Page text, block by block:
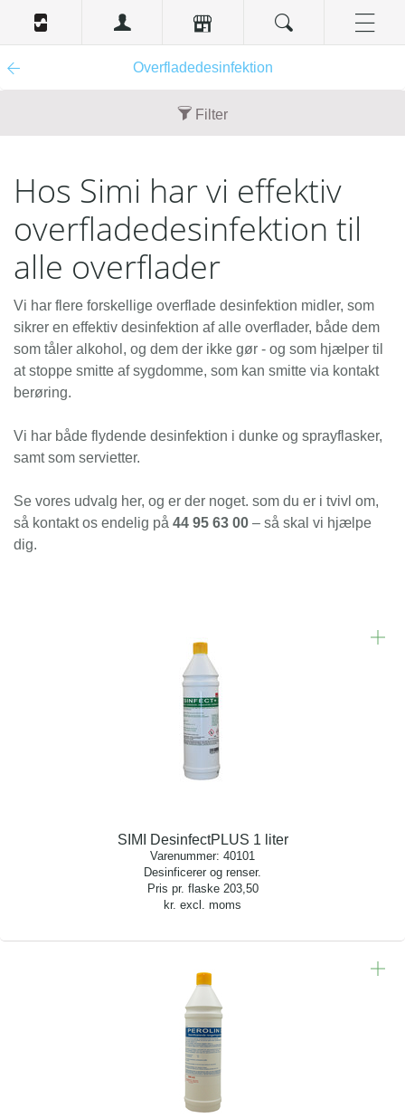
Overfladedesinfektion
Filter
1 liter (4)
plastflaske (4)
plastdunk (1)
karton (1)
Enhedsbeskrivelse
flaske (3)
dunk (2)
stk. (1)
Nyhed
Nej (8)
Hos Simi har vi effektiv
overfladedesinfektion til
alle overflader
Vi har flere forskellige overflade desinfektion midler, som
sikrer en effektiv desinfektion af alle overflader, både dem
som tåler alkohol, og dem der ikke gør - og som hjælper til
at stoppe smitte af sygdomme, som kan smitte via kontakt
berøring.
Vi har både flydende desinfektion i dunke og sprayflasker,
samt som servietter.
Se vores udvalg her, og er der noget. som du er i tvivl om,
så kontakt os endelig på 44 95 63 00 – så skal vi hjælpe
dig.
SIMI DesinfectPLUS 1 liter
Varenummer: 40101
Desinficerer og renser.
Pris pr. flaske 203,50
kr. excl. moms